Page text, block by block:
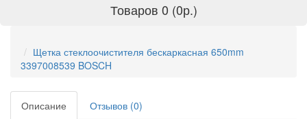
Товаров 0 (0р.)
Щетка стеклоочистителя бескаркасная 650mm
3397008539 BOSCH
Описание
Отзывов (0)